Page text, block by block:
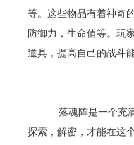
等。这些物品有着神奇
防御力，生命值等。玩
道具，提高自己的战斗能
落魂阵是一个充
探索，解密，才能在这